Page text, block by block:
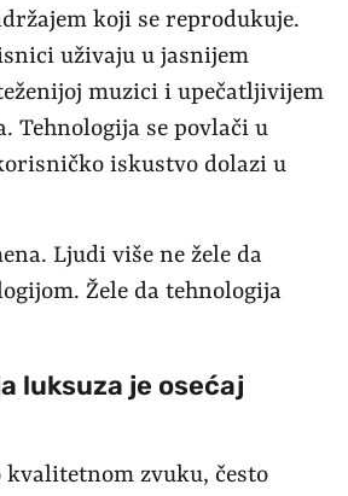
koji se reprodukuje.
uživaju u jasnijem
muzici i upečatljivijem
Tehnologija se povlači u
iskustvo dolazi u
Ljudi više ne žele da
Žele da tehnologija
luksuza je osećaj
kvalitetnom zvuku, često